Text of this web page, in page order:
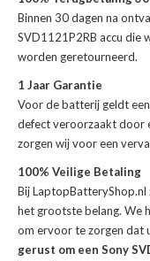
Binnen 30 dagen na
SVD1121P2RB accu die
worden geretourneerd.
1 Jaar Garantie
Voor debatterij geldt
defect veroorzaakt door
zorgen wij voor een
100% Veilige Betaling
Bij LaptopBatteryShop.nl
het grootste belang. We
om ervoor te zorgen dat
gerust om een Sony